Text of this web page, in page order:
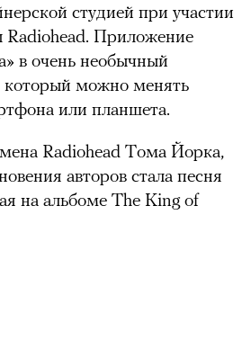
студией при участии
Radiohead. Приложение
в очень необычный
можно менять
или планшета.
Radiohead Тома Йорка,
авторов стала песня
на альбоме The King of